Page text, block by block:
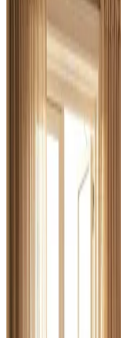
Brug for
Skanderborg? Vi
leverer et
vejledningerne —
kørende.